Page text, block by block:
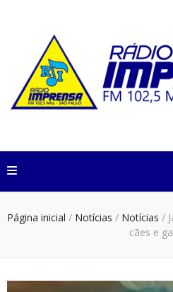
Rádio
102,5
Página inicial / Notícias / Notícias /
cães e